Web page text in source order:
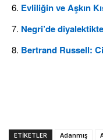
Evliliğin ve Aşkın
Negri’de
Bertrand Russell:
ETIKETLER Adanmış